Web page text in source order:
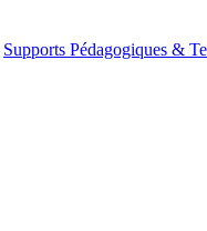
Supports Pédagogiques &